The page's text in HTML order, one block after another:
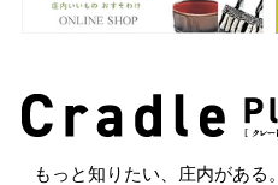
もっと知りたい、庄内がある。